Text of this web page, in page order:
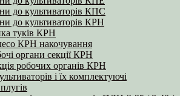
до культиваторів КПС
до культиваторів КРН
туків КРН
КРН накочування
органи секції КРН
робочих органів КРН
і їх комплектуючі